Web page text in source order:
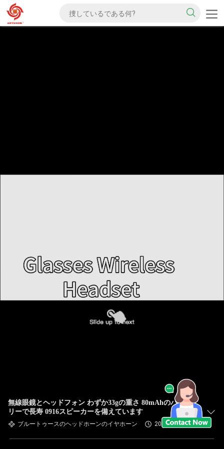
無線眼鏡とヘッドフォン わずか33gの重さ 80mAhのバッテ
リーで長寿 0916スピーカーを備えています
ブルートゥースのヘッドホーンのイヤホーン 2025-04-09